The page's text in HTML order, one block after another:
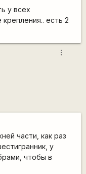
у всех
есть 2
more_vert
части, как раз
у
чтобы в